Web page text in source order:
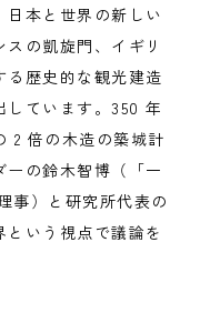
本と世界の新しい
の凱旋門、イギリ
る歴史的な観光建造
ています。350 年
2 倍の木造の築城計
の鈴木智博（「一
事）と研究所代表の
いう視点で議論を